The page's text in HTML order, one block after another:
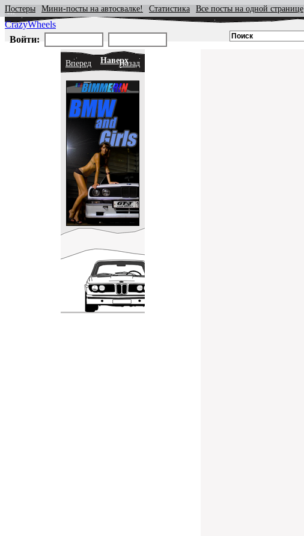
CrazyWheels
Постеры Мини-посты на автосвалке! Статистика Все посты на одной странице
Войти:
Вперед НаверхНазад